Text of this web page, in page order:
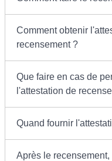
Comment obtenir
recensement ?
Que faire en cas de
l'attestation de
Quand fournir
Après le